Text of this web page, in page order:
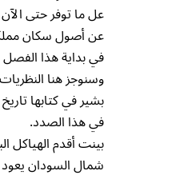
عل ما توفر حتى
عن أصول سكان
في بداية هذا
وسنوجز هنا
في هذا الصدد.
بينت أقدم الهياكل